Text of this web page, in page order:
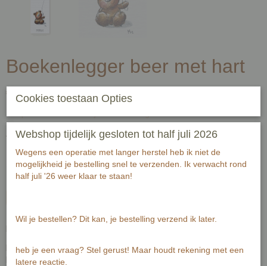
Boekenlegger beer met hart
€ 2,00 (inclusief btw 21%)
Aantal
Boekenlegger is gedrukt op 320 grams warmwit papier.
Boekenlegger bevat rechte hoeken.
Cookies toestaan Opties
Webshop tijdelijk gesloten tot half juli 2026
Wegens een operatie met langer herstel heb ik niet de
mogelijkheid je bestelling snel te verzenden. Ik verwacht rond
half juli '26 weer klaar te staan!
Wil je bestellen? Dit kan, je bestelling verzend ik later.
heb je een vraag? Stel gerust! Maar houdt rekening met een
latere reactie.